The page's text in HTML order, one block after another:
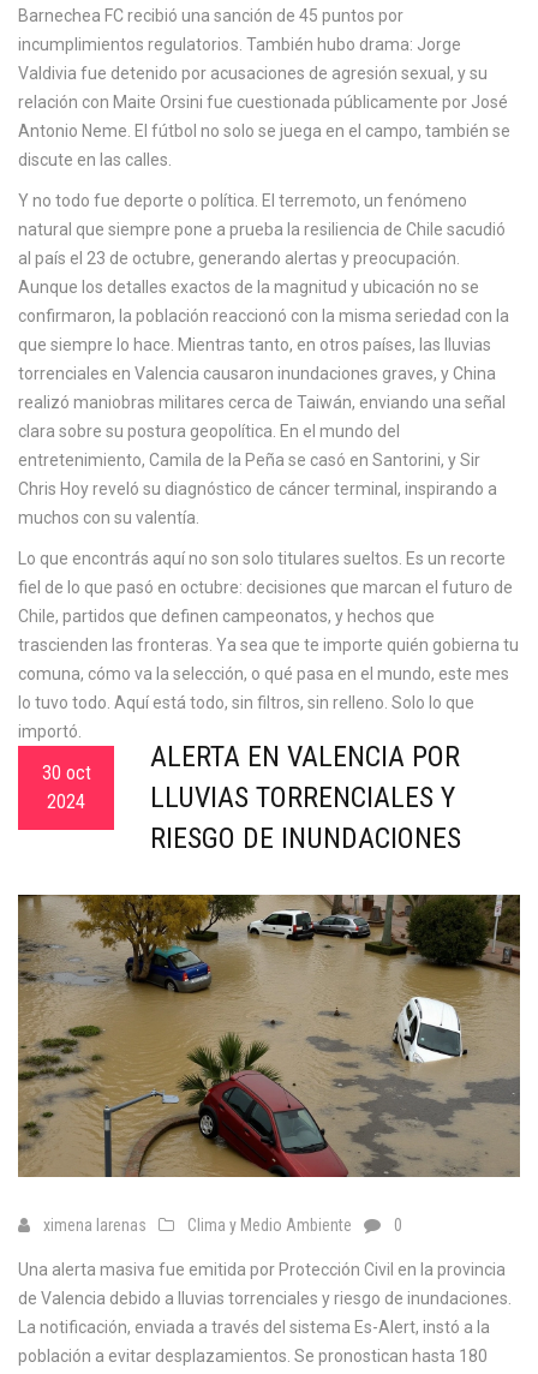
Barnechea FC recibió una sanción de 45 puntos por
incumplimientos regulatorios. También hubo drama: Jorge
Valdivia fue detenido por acusaciones de agresión sexual, y su
relación con Maite Orsini fue cuestionada públicamente por José
Antonio Neme. El fútbol no solo se juega en el campo, también se
discute en las calles.
Y no todo fue deporte o política. El terremoto, un fenómeno
natural que siempre pone a prueba la resiliencia de Chile sacudió
al país el 23 de octubre, generando alertas y preocupación.
Aunque los detalles exactos de la magnitud y ubicación no se
confirmaron, la población reaccionó con la misma seriedad con la
que siempre lo hace. Mientras tanto, en otros países, las lluvias
torrenciales en Valencia causaron inundaciones graves, y China
realizó maniobras militares cerca de Taiwán, enviando una señal
clara sobre su postura geopolítica. En el mundo del
entretenimiento, Camila de la Peña se casó en Santorini, y Sir
Chris Hoy reveló su diagnóstico de cáncer terminal, inspirando a
muchos con su valentía.
Lo que encontrás aquí no son solo titulares sueltos. Es un recorte
fiel de lo que pasó en octubre: decisiones que marcan el futuro de
Chile, partidos que definen campeonatos, y hechos que
trascienden las fronteras. Ya sea que te importe quién gobierna tu
comuna, cómo va la selección, o qué pasa en el mundo, este mes
lo tuvo todo. Aquí está todo, sin filtros, sin relleno. Solo lo que
importó.
30 oct
2024
ALERTA EN VALENCIA POR
LLUVIAS TORRENCIALES Y
RIESGO DE INUNDACIONES
ximena larenas Clima y Medio Ambiente 0
Una alerta masiva fue emitida por Protección Civil en la provincia
de Valencia debido a lluvias torrenciales y riesgo de inundaciones.
La notificación, enviada a través del sistema Es-Alert, instó a la
población a evitar desplazamientos. Se pronostican hasta 180